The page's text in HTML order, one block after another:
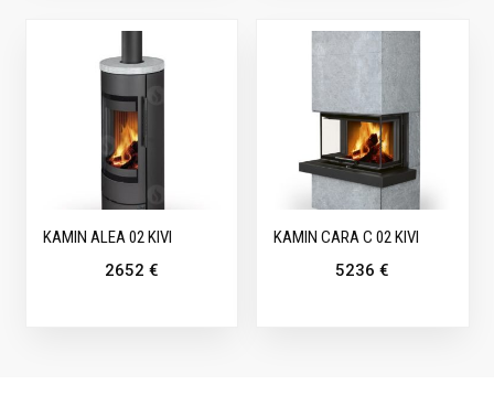
KAMIN ALEA 02 KIVI
2652 €
KAMIN CARA C 02 KIVI
5236€